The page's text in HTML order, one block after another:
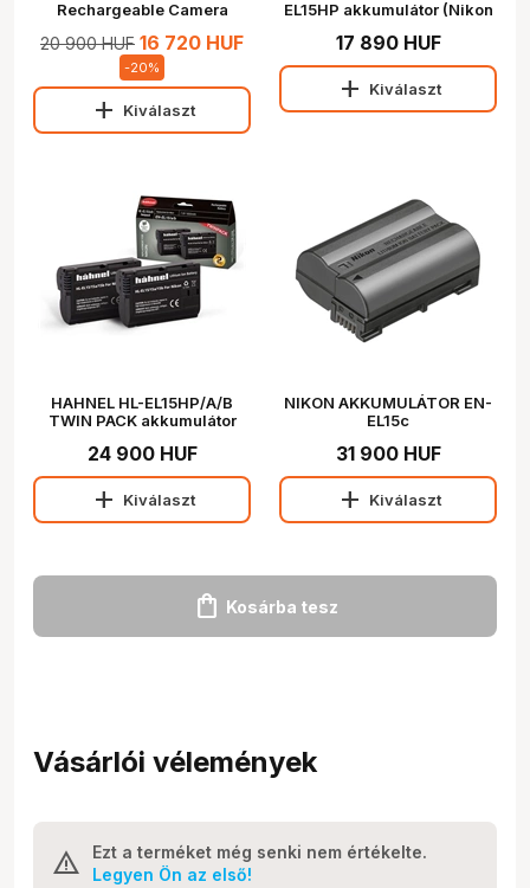
Rechargeable Camera
20 900 HUF 16 720 HUF
-20%
add Kiválaszt
EL15HP akkumulátor (Nikon
17 890 HUF
add Kiválaszt
HAHNEL HL-EL15HP/A/B
TWIN PACK akkumulátor
mAh)
24 900 HUF
add Kiválaszt
NIKON AKKUMULÁTOR EN-
EL15c
31 900 HUF
add Kiválaszt
shopping_bag Kosárba tesz
Vásárlói vélemények
Ezt a terméket még senki nem értékelte.
Legyen Ön az első!